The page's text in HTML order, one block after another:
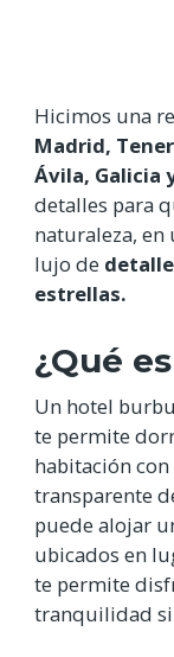
Hicimos una
Madrid,
Ávila, Galicia
detalles para
naturaleza,
lujo de
estrellas.
¿Qué
Un hotel
te permite
habitación
transparente
puede alojar
ubicados en
te permite
tranquilidad